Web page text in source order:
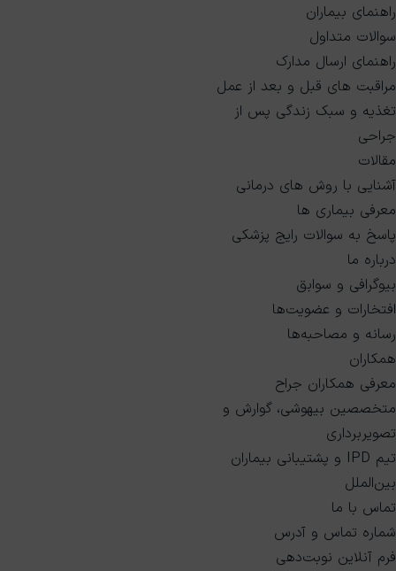
راهنمای بیماران
سوالات متداول
راهنمای ارسال مدارک
مراقبت های قبل و بعد از عمل
تغذیه و سبک زندگی پس از
جراحی
مقالات
آشنایی با روش های درمانی
معرفی بیماری ها
پاسخ به سوالات رایج پزشکی
درباره ما
بیوگرافی و سوابق
افتخارات و عضویت‌ها
رسانه و مصاحبه‌ها
همکاران
معرفی همکاران جراح
متخصصین بیهوشی، گوارش و
تصویربرداری
تیم IPD و پشتیبانی بیماران
بین‌الملل
تماس با ما
شماره تماس و آدرس
فرم آنلاین نوبت‌دهی